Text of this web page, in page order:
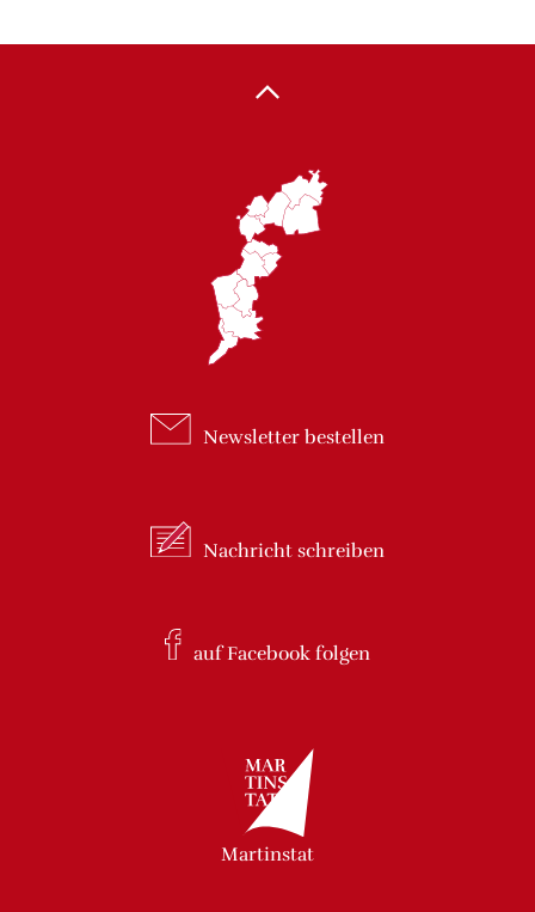
Newsletter bestellen
Nachricht schreiben
auf Facebookfolgen
Martinstat